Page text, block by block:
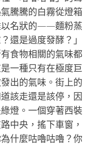
騰騰的白霧從燈箱
以名狀的——麵粉蒸
還是過度發酵？」
食物相關的氣味都
一種只有在極度巨
出的氣味。街上的
該走還是該停，因
燈。一個穿著西裝
中央，搖下車窗，
什麼咕嚕咕嚕？你